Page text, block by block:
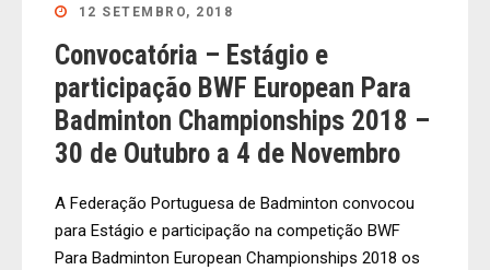
12 SETEMBRO, 2018
Convocatória – Estágio e
participação BWF European Para
Badminton Championships 2018 –
30 de Outubro a 4 de Novembro
A Federação Portuguesa de Badminton convocou
para Estágio e participação na competição BWF
Para Badminton European Championships 2018 os